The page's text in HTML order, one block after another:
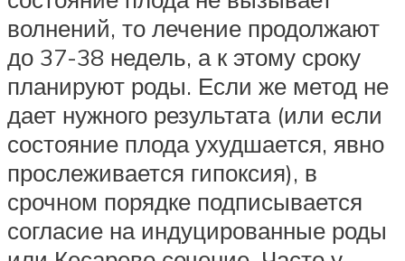
волнений, то лечение продолжают
до 37-38 недель, а к этому сроку
планируют роды. Если же метод не
дает нужного результата (или если
состояние плода ухудшается, явно
прослеживается гипоксия), в
срочном порядке подписывается
согласие на индуцированные роды